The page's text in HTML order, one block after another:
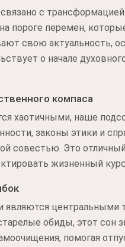
с
пороге перемен,
свою актуальность,
о начале
компаса
хаотичными, наше
законы этики и
совестью. Это
жизненный
являются
обиды, этот сон
помогая